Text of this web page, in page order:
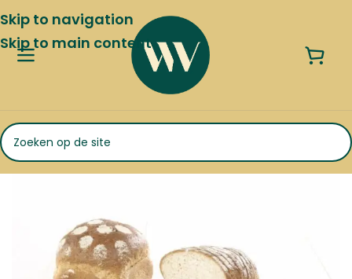
Skip to navigation
Skip to main content